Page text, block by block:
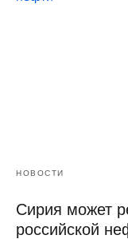
НОВОСТИ
Сирия может
российской